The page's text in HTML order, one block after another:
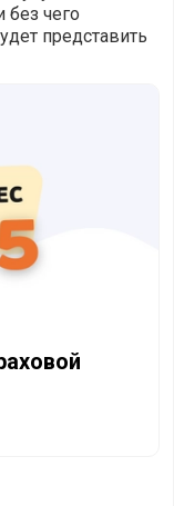
без чего
представить